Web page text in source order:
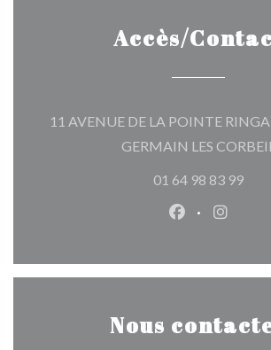
Accès/
11 AVENUE DE LA POINTE
GERMAIN LES CORBEIL
01 64 98 83 99
Facebook
Nous